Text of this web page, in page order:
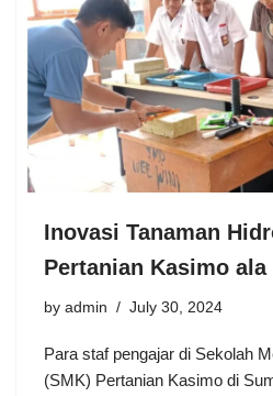
Inovasi Tanaman
Pertanian Kasimo
by admin July 30, 2024
Para staf pengajar di Sekolah
(SMK) Pertanian Kasimo di